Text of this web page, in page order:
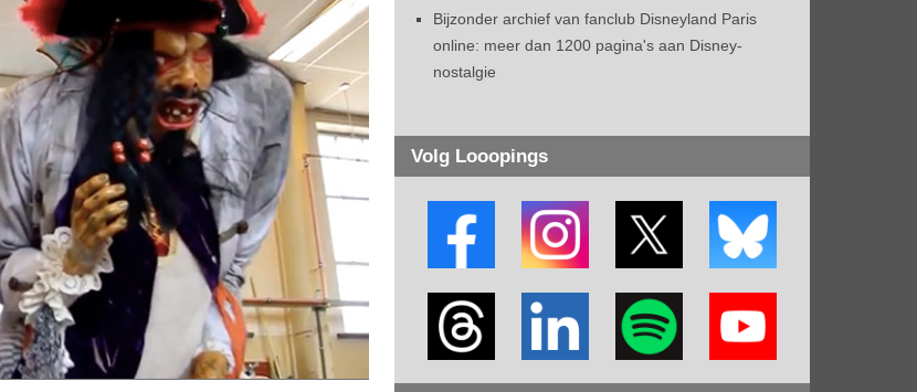
Bijzonder archief van fanclub Disneyland Paris
online: meer dan 1200 pagina's aan Disney-
nostalgie
Volg Looopings